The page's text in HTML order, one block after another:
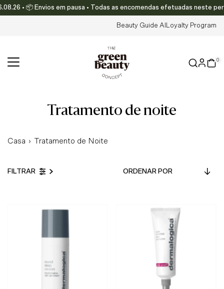
Translation missing: pt-PT.accessibility.skip_to_text
• 📦 Envios em pausa • Todas as encomendas efetuadas neste
Beauty Guide AI Loyalty Program
0
tratamento de noite
Casa › Tratamento de Noite
FILTRAR
por
Mais relevantes
Mais vendidos
Alfabeticamente, A-Z
Alfabeticamente, Z-A
Preço, mais baratos
Preço, mais caros